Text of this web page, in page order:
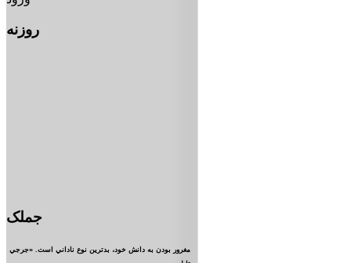
روزنه
جملک
مغرور بودن به دانش خود، بدترين نوع ناداني است. «جرجي